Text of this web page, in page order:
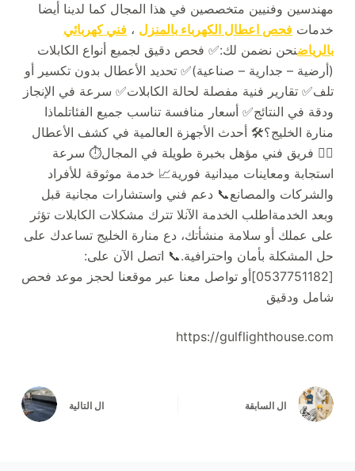
مهندسين وفنيين متخصصين في هذا المجال كما لدينا أيضا
خدمات فحص اعطال الكهرباء بالمنزل ، فني كهربائي
بالرياضنحن نضمن لك:✅ فحص دقيق لجميع أنواع الكابلات
(أرضية – جدارية – صناعية)✅ تحديد الأعطال بدون تكسير أو
تلف✅ تقارير فنية مفصلة لحالة الكابلات✅ سرعة في الإنجاز
ودقة في النتائج✅ أسعار منافسة تناسب جميع الفئاتلماذا
منارة الخليج؟🛠️ أحدث الأجهزة العالمية في كشف الأعطال
👷‍♂️ فريق فني مؤهل بخبرة طويلة في المجال⏱️ سرعة
استجابة ومعاينات ميدانية فورية📈 خدمة موثوقة للأفراد
والشركات والمصانع📞 دعم فني واستشارات مجانية قبل
وبعد الخدمةاطلب الخدمة الآنلا تترك مشكلات الكابلات تؤثر
على عملك أو سلامة منشأتك، دع منارة الخليج تساعدك على
حل المشكلة بأمان واحترافية.📞 اتصل الآن على:
[0537751182]أو تواصل معنا عبر موقعنا لحجز موعد فحص
شامل ودقيق
https://gulflighthouse.com
ال السابقة ال التالية